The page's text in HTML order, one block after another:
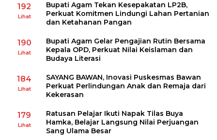
192
Lihat
Bupati Agam Tekan Kesepakatan LP2B,
Perkuat Komitmen Lindungi Lahan Pertanian
dan Ketahanan Pangan
190
Lihat
Bupati Agam Gelar Pengajian Rutin Bersama
Kepala OPD, Perkuat Nilai Keislaman dan
Budaya Literasi
184
Lihat
SAYANG BAWAN, Inovasi Puskesmas Bawan
Perkuat Perlindungan Anak dan Remaja dari
Kekerasan
179
Lihat
Ratusan Pelajar Ikuti Napak Tilas Buya
Hamka, Belajar Langsung Nilai Perjuangan
Sang Ulama Besar